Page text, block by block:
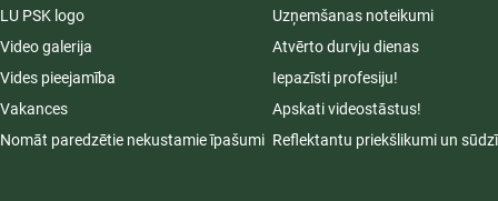
LU PSK logo
Video galerija
Vides pieejamība
Vakances
Nomāt paredzētie nekustamie īpašumi
Uzņemšanas noteikumi
Atvērto durvju dienas
Iepazīsti profesiju!
Apskati videostāstus!
Reflektantu priekšlikumi un